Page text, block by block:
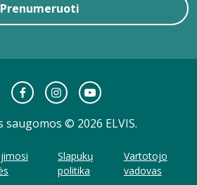
Prenumeruoti
saugomos © 2026 ELVIS.
Slapukų
politika
Vartotojo
vadovas